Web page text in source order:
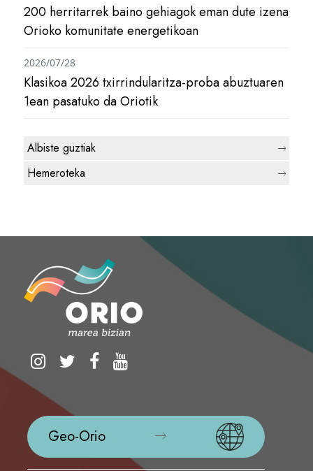
200 herritarrek baino gehiagok eman dute izena
Orioko komunitate energetikoan
Klasikoa 2026 txirrindularitza-proba abuztuaren
1ean pasatuko da Oriotik
2026/07/28
Albiste guztiak
Hemeroteka
Geo-Orio